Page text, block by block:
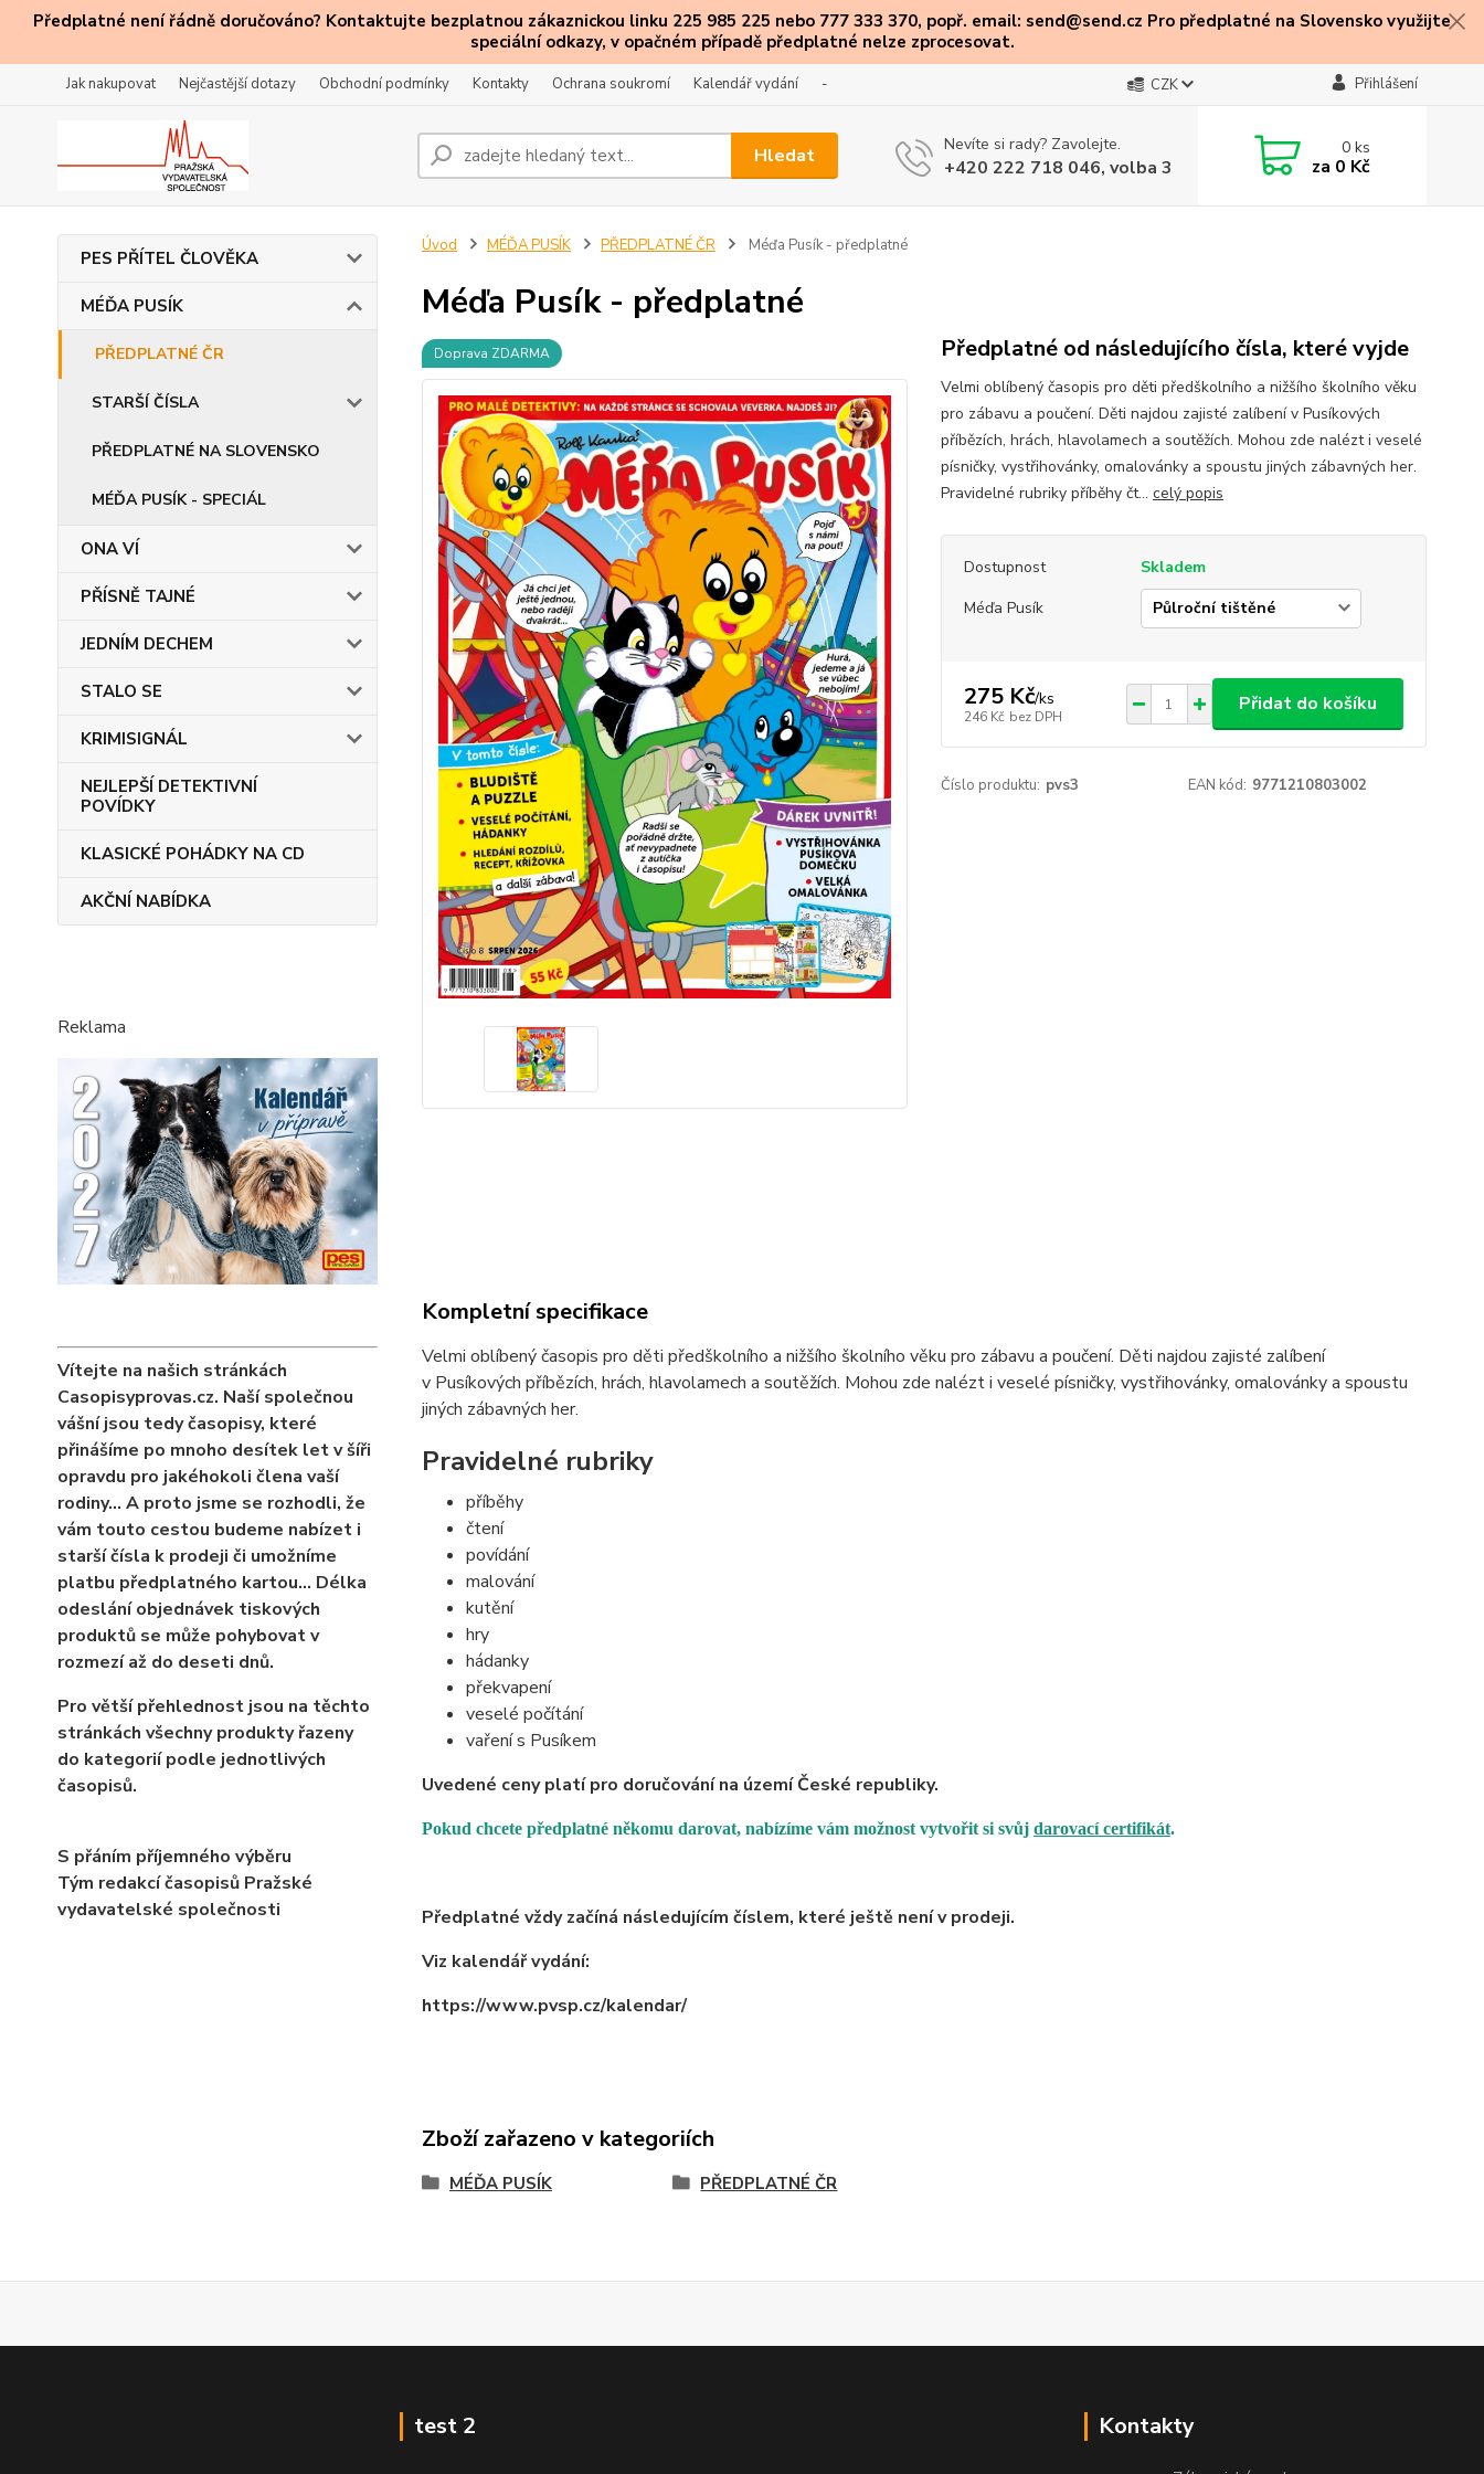
Předplatné není řádně doručováno? Kontaktujte bezplatnou zákaznickou linku 225 985 225 nebo 777 333 370, popř. email: send@send.cz Pro předplatné na Slovensko využijte
speciální odkazy, v opačném případě předplatné nelze zprocesovat.
Jak nakupovat Nejčastější dotazy Obchodní podmínky Kontakty Ochrana soukromí Kalendář vydání - CZK Přihlášení
Hledat Nevíte si rady? Zavolejte.
+420 222 718 046, volba 3
0ks
za 0 Kč
PES PŘÍTEL ČLOVĚKA
MÉĎA PUSÍK
PŘEDPLATNÉ ČR
STARŠÍ ČÍSLA
PŘEDPLATNÉ NA SLOVENSKO
MÉĎA PUSÍK - SPECIÁL
ONA VÍ
PŘÍSNĚ TAJNÉ
JEDNÍM DECHEM
STALO SE
KRIMISIGNÁL
NEJLEPŠÍ DETEKTIVNÍ
POVÍDKY
KLASICKÉ POHÁDKY NA CD
AKČNÍ NABÍDKA
Reklama
Vítejte na našich stránkách
Casopisyprovas.cz. Naší společnou
vášní jsou tedy časopisy, které
přinášíme po mnoho desítek let v šíři
opravdu pro jakéhokoli člena vaší
rodiny… A proto jsme se rozhodli, že
vám touto cestou budeme nabízet i
starší čísla k prodeji či umožníme
platbu předplatného kartou... Délka
odeslání objednávek tiskových
produktů se může pohybovat v
rozmezí až do deseti dnů.
Pro větší přehlednost jsou na těchto
stránkách všechny produkty řazeny
do kategorií podle jednotlivých
časopisů.
S přáním příjemného výběru
Tým redakcí časopisů Pražské
vydavatelské společnosti
Úvod MÉĎA PUSÍK PŘEDPLATNÉ ČR Méďa Pusík - předplatné
Méďa Pusík - předplatné
Doprava ZDARMA Předplatné od následujícího čísla, které vyjde
Velmi oblíbený časopis pro děti předškolního a nižšího školního věku
pro zábavu a poučení. Děti najdou zajisté zalíbení v Pusíkových
příbězích, hrách, hlavolamech a soutěžích. Mohou zde nalézt i veselé
písničky, vystřihovánky, omalovánky a spoustu jiných zábavných her.
Pravidelné rubriky příběhy čt... celý popis
Dostupnost
Skladem
Méďa Pusík
275 Kč/ks
246 Kč bez DPH
Přidat do košíku
Číslo produktu: pvs3 EAN kód: 9771210803002
Kompletní specifikace
Velmi oblíbený časopis pro děti předškolního a nižšího školního věku pro zábavu a poučení. Děti najdou zajisté zalíbení
v Pusíkových příbězích, hrách, hlavolamech a soutěžích. Mohou zde nalézt i veselé písničky, vystřihovánky, omalovánky a spoustu
jiných zábavných her.
Pravidelné rubriky
příběhy
čtení
povídání
malování
kutění
hry
hádanky
překvapení
veselé počítání
vaření s Pusíkem
Uvedené ceny platí pro doručování na území České republiky.
Pokud chcete předplatné někomu darovat, nabízíme vám možnost vytvořit si svůj darovací certifikát.
Předplatné vždy začíná následujícím číslem, které ještě není v prodeji.
Viz kalendář vydání:
https://www.pvsp.cz/kalendar/
Zboží zařazeno v kategoriích
MÉĎA PUSÍK PŘEDPLATNÉ ČR
test 2 Kontakty